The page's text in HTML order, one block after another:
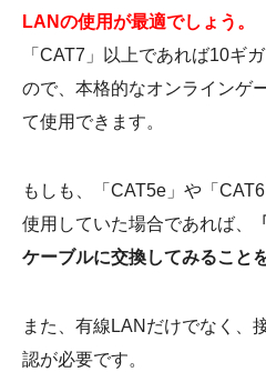
LANの使用が最適でしょう。
「CAT7」以上であれば10ギ
ので、本格的なオンラインゲ
て使用できます。
もしも、「CAT5e」や「
使用していた場合であれば、
ケーブルに交換してみること
また、有線LANだけでなく、
認が必要です。